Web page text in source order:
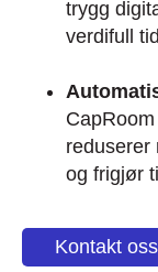
trygg
verdifull
reduserer
og frigjør
Kontakt oss